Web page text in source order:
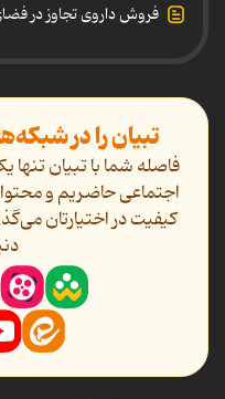
فروش داروی تجاوز در
تبیان را در
فاصله شما با تبیان
اجتماعی حاضریم و
کیفیت در اختیارتان